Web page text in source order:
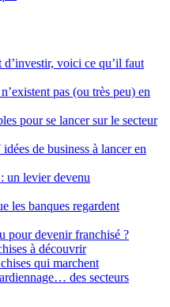
voici ce qu’il faut
pas (ou très peu) en
pour se lancer sur le secteur
de business à lancer en
un levier devenu
les banques regardent
pour devenir franchisé ?
à découvrir
qui marchent
des secteurs